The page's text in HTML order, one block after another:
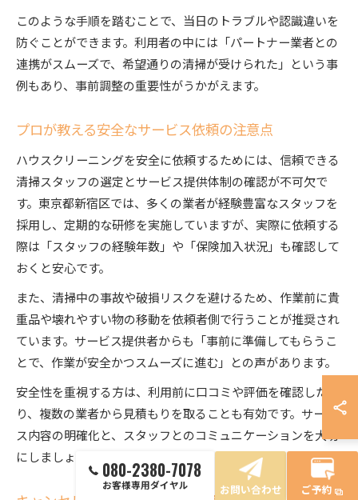
このような手順を踏むことで、当日のトラブルや認識違いを
防ぐことができます。利用者の中には「パートナー業者との
連携がスムーズで、希望通りの清掃が受けられた」という事
例もあり、事前調整の重要性がうかがえます。
プロが教える安全なサービス依頼の注意点
ハウスクリーニングを安全に依頼するためには、信頼できる
清掃スタッフの選定とサービス提供体制の確認が不可欠で
す。東京都新宿区では、多くの業者が経験豊富なスタッフを
採用し、定期的な研修を実施していますが、実際に依頼する
際は「スタッフの経験年数」や「保険加入状況」も確認して
おくと安心です。
また、清掃中の事故や破損リスクを避けるため、作業前に貴
重品や壊れやすい物の移動を依頼者側で行うことが推奨され
ています。サービス提供者からも「事前に準備してもらうこ
とで、作業が安全かつスムーズに進む」との声があります。
安全性を重視する方は、利用前に口コミや評価を確認した
り、複数の業者から見積もりを取ることも有効です。サービ
ス内容の明確化と、スタッフとのコミュニケーションを大切
にしましょう。
080-2380-7078
お客様専用ダイヤル お問い合わせ ご予約